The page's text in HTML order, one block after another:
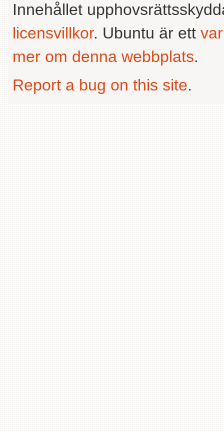
Innehållet
licensvillkor. Ubuntu är ett
mer om denna webbplats.
Report a bug on this site.